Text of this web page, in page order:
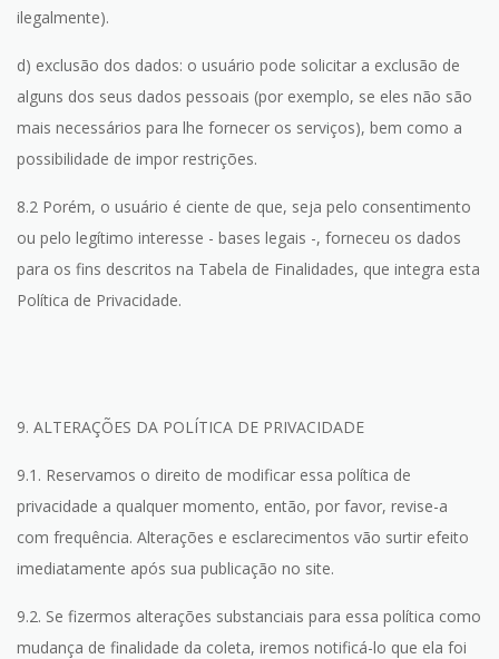
ilegalmente).
d) exclusão dos dados: o usuário pode solicitar a exclusão de
alguns dos seus dados pessoais (por exemplo, se eles não são
mais necessários para lhe fornecer os serviços), bem como a
possibilidade de impor restrições.
8.2 Porém, o usuário é ciente de que, seja pelo consentimento
ou pelo legítimo interesse - bases legais -, forneceu os dados
para os fins descritos na Tabela de Finalidades, que integra esta
Política de Privacidade.
9. ALTERAÇÕES DA POLÍTICA DE PRIVACIDADE
9.1. Reservamos o direito de modificar essa política de
privacidade a qualquer momento, então, por favor, revise-a
com frequência. Alterações e esclarecimentos vão surtir efeito
imediatamente após sua publicação no site.
9.2. Se fizermos alterações substanciais para essa política como
mudança de finalidade da coleta, iremos notificá-lo que ela foi